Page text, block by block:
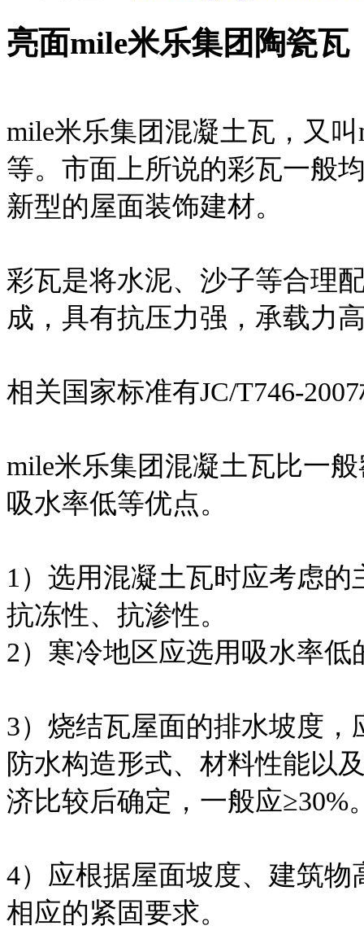
亮面mile米乐集团陶瓷瓦
mile米乐集团混凝土瓦，又
等。市面上所说的彩瓦一般
新型的屋面装饰建材。
彩瓦是将水泥、沙子等合理
成，具有抗压力强，承载力
相关国家标准有JC/T746-
mile米乐集团混凝土瓦比一
吸水率低等优点。
1）选用混凝土瓦时应考虑
抗冻性、抗渗性。
2）寒冷地区应选用吸水率低
3）烧结瓦屋面的排水坡度
防水构造形式、材料性能以
济比较后确定，一般应≥30%
4）应根据屋面坡度、建筑
相应的紧固要求。